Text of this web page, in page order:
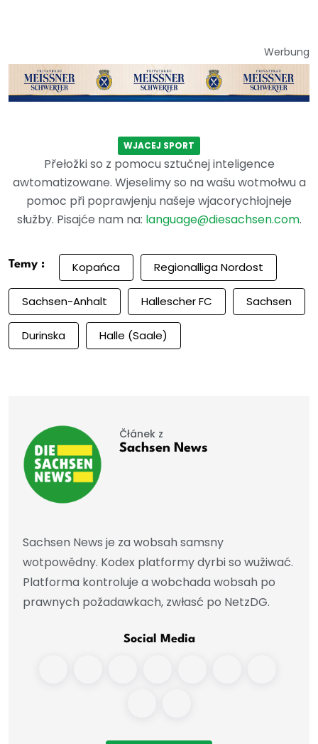
Werbung
WJACEJ SPORT
Přełožki so z pomocu sztučnej inteligence
awtomatizowane. Wjeselimy so na wašu wotmołwu a
pomoc při poprawjenju našeje wjacorychłojneje
słužby. Pisajće nam na: language@diesachsen.com.
Temy : Kopańca Regionalliga Nordost
Sachsen-Anhalt Hallescher FC Sachsen
Durinska Halle (Saale)
Čłánek z
Sachsen News
Sachsen News je za wobsah samsny
wotpowědny. Kodex platformy dyrbi so wužiwać.
Platforma kontroluje a wobchada wobsah po
prawnych požadawkach, zwłasć po NetzDG.
Social Media